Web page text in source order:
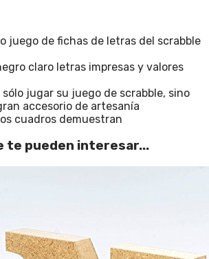
juego de fichas de letras del scrabble
claro letras impresas y valores
sólo jugar su juego de scrabble, sino
accesorio de artesanía
cuadros demuestran
te pueden interesar...